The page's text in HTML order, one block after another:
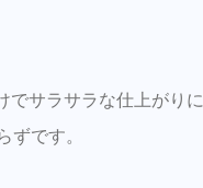
でサラサラな仕上がり
ずです。